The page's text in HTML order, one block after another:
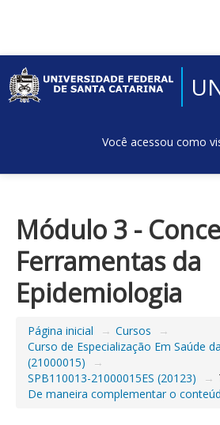
Você acessou como
Módulo 3 -
Ferramentas da
Epidemiologia
Página inicial → Cursos
→
Curso de Especialização Em Saúde
(21000015)
→
SPB110013-21000015ES (20123)
→
De maneira complementar o